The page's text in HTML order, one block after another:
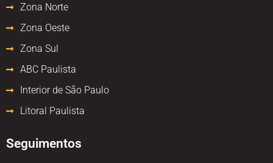
Zona Norte
Zona Oeste
Zona Sul
ABC Paulista
Interior de São Paulo
Litoral Paulista
Seguimentos